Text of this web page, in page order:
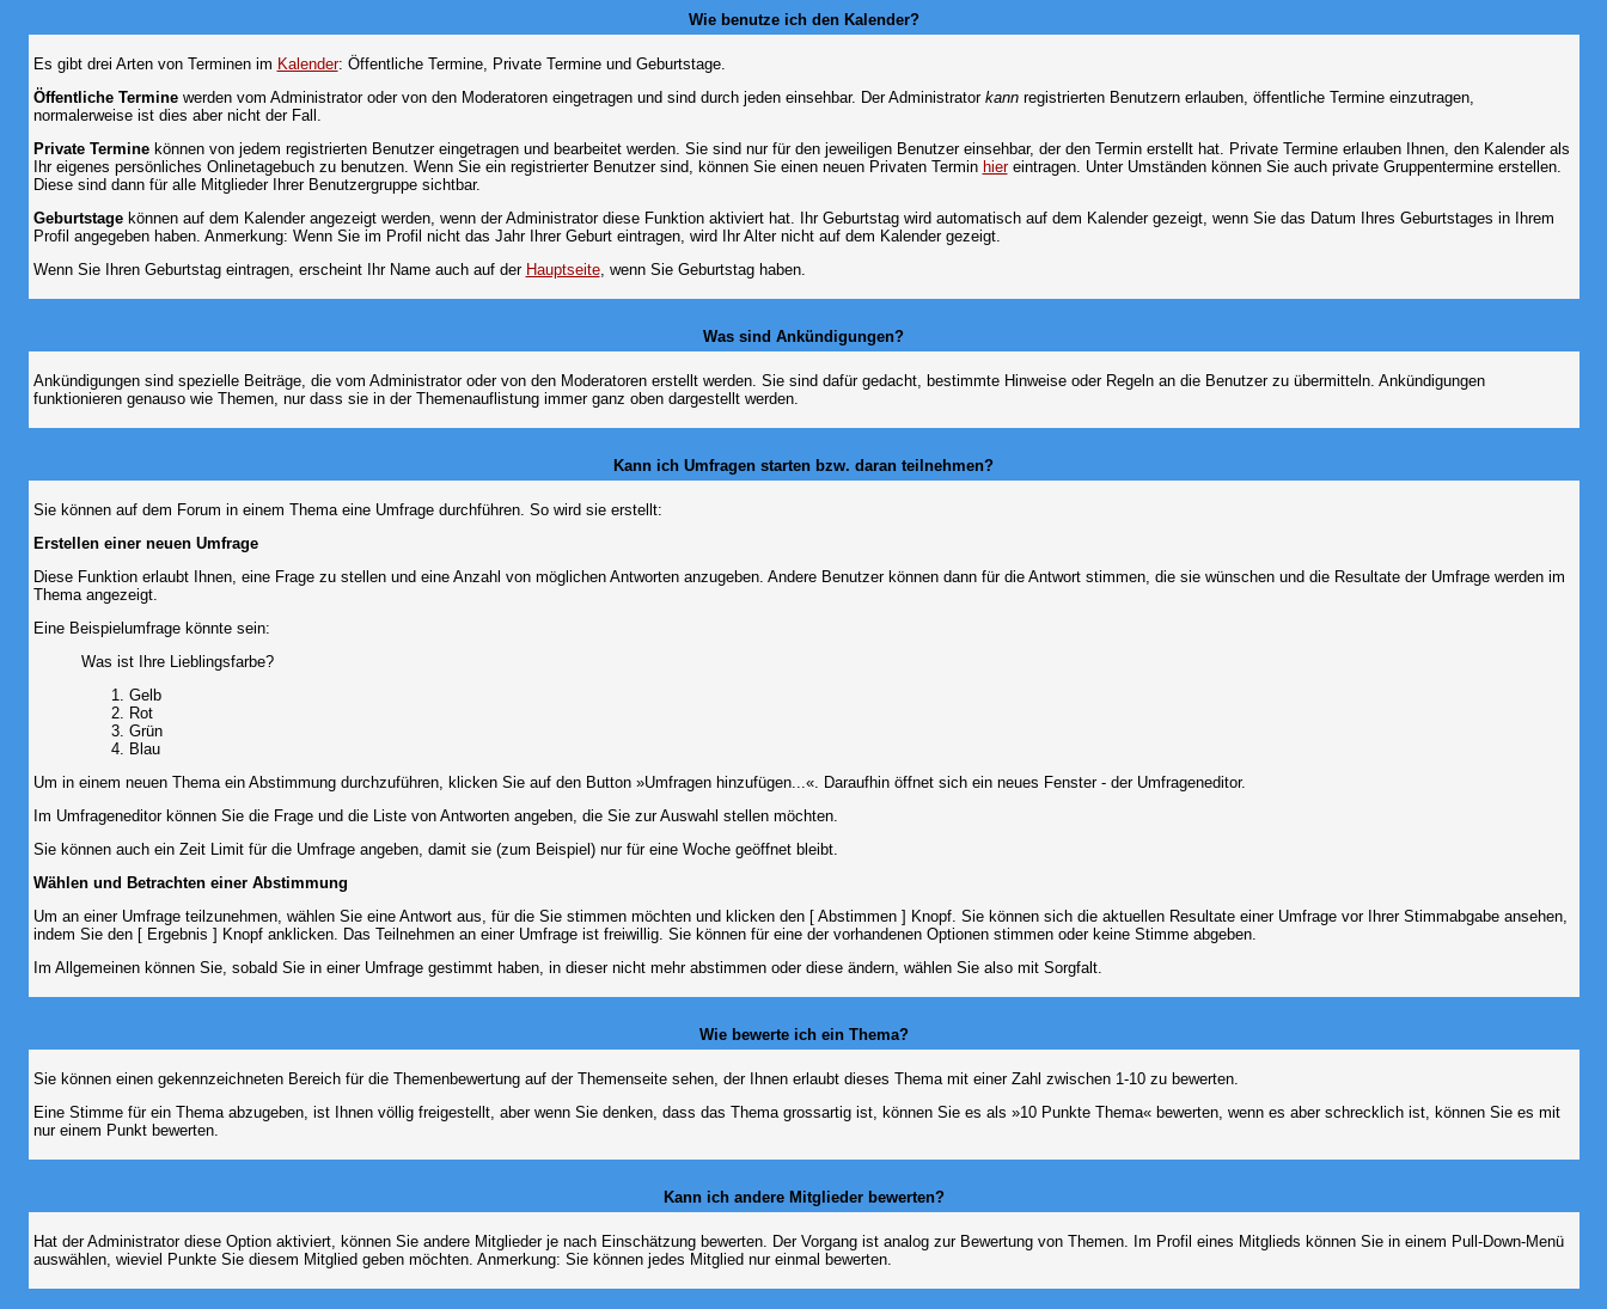
Wie benutze ich den Kalender?
Es gibt drei Arten von Terminen im Kalender: Öffentliche Termine, Private Termine und Geburtstage.
Öffentliche Terminewerden vom Administrator oder von den Moderatoren eingetragen und sind durch jeden einsehbar. Der Administrator kannregistrierten Benutzern erlauben, öffentliche Termine einzutragen,
normalerweise ist dies aber nicht der Fall.
Private Terminekönnen von jedem registrierten Benutzer eingetragen und bearbeitet werden. Sie sind nur für den jeweiligen Benutzer einsehbar, der den Termin erstellt hat. Private Termine erlauben Ihnen, den Kalender als
Ihr eigenes persönliches Onlinetagebuch zu benutzen. Wenn Sie ein registrierter Benutzer sind, können Sie einen neuen Privaten Termin hiereintragen. Unter Umständen können Sie auch private Gruppentermine erstellen.
Diese sind dann für alle Mitglieder Ihrer Benutzergruppe sichtbar.
Geburtstagekönnen auf dem Kalender angezeigt werden, wenn der Administrator diese Funktion aktiviert hat. Ihr Geburtstag wird automatisch auf dem Kalender gezeigt, wenn Sie das Datum Ihres Geburtstages in Ihrem
Profil angegeben haben. Anmerkung: Wenn Sie im Profil nicht das Jahr Ihrer Geburt eintragen, wird Ihr Alter nicht auf dem Kalender gezeigt.
Wenn Sie Ihren Geburtstag eintragen, erscheint Ihr Name auch auf der Hauptseite, wenn Sie Geburtstag haben.
Was sind Ankündigungen?
Ankündigungen sind spezielle Beiträge, die vom Administrator oder von den Moderatoren erstellt werden. Sie sind dafür gedacht, bestimmte Hinweise oder Regeln an die Benutzer zu übermitteln. Ankündigungen
funktionieren genauso wie Themen, nur dass sie in der Themenauflistung immer ganz oben dargestellt werden.
Kann ich Umfragen starten bzw. daran teilnehmen?
Sie können auf dem Forum in einem Thema eine Umfrage durchführen. So wird sie erstellt:
Erstellen einer neuen Umfrage
Diese Funktion erlaubt Ihnen, eine Frage zu stellen und eine Anzahl von möglichen Antworten anzugeben. Andere Benutzer können dann für die Antwort stimmen, die sie wünschen und die Resultate der Umfrage werden im
Thema angezeigt.
Eine Beispielumfrage könnte sein:
Was ist Ihre Lieblingsfarbe?
Gelb
Rot
Grün
Blau
Um in einem neuen Thema ein Abstimmung durchzuführen, klicken Sie auf den Button »Umfragen hinzufügen...«. Daraufhin öffnet sich ein neues Fenster - der Umfrageneditor.
Im Umfrageneditor können Sie die Frage und die Liste von Antworten angeben, die Sie zur Auswahl stellen möchten.
Sie können auch ein Zeit Limit für die Umfrage angeben, damit sie (zum Beispiel) nur für eine Woche geöffnet bleibt.
Wählen und Betrachten einer Abstimmung
Um an einer Umfrage teilzunehmen, wählen Sie eine Antwort aus, für die Sie stimmen möchten und klicken den [ Abstimmen ] Knopf. Sie können sich die aktuellen Resultate einer Umfrage vor Ihrer Stimmabgabe ansehen,
indem Sie den [ Ergebnis ] Knopf anklicken. Das Teilnehmen an einer Umfrage ist freiwillig. Sie können für eine der vorhandenen Optionen stimmen oder keine Stimme abgeben.
Im Allgemeinen können Sie, sobald Sie in einer Umfrage gestimmt haben, in dieser nicht mehr abstimmen oder diese ändern, wählen Sie also mit Sorgfalt.
Wie bewerte ich ein Thema?
Sie können einen gekennzeichneten Bereich für die Themenbewertung auf der Themenseite sehen, der Ihnen erlaubt dieses Thema mit einer Zahl zwischen 1-10 zu bewerten.
Eine Stimme für ein Thema abzugeben, ist Ihnen völlig freigestellt, aber wenn Sie denken, dass das Thema grossartig ist, können Sie es als »10 Punkte Thema« bewerten, wenn es aber schrecklich ist, können Sie es mit
nur einem Punkt bewerten.
Kann ich andere Mitglieder bewerten?
Hat der Administrator diese Option aktiviert, können Sie andere Mitglieder je nach Einschätzung bewerten. Der Vorgang ist analog zur Bewertung von Themen. Im Profil eines Mitglieds können Sie in einem Pull-Down-Menü
auswählen, wieviel Punkte Sie diesem Mitglied geben möchten. Anmerkung: Sie können jedes Mitglied nur einmal bewerten.